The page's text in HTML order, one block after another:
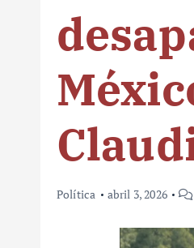
Política abril 3, 2026